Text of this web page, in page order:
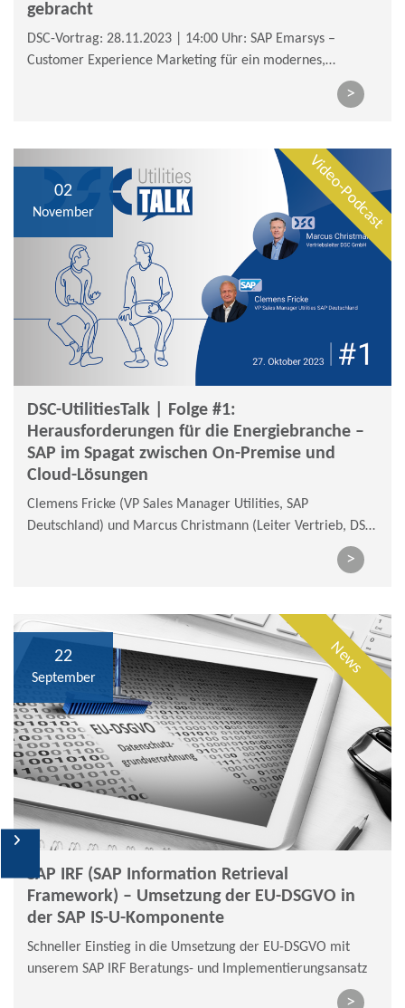
gebracht
DSC-Vortrag: 28.11.2023 | 14:00 Uhr: SAP Emarsys –
Customer Experience Marketing für ein modernes,
automatisiertes Marketing – 100 % customer-focused
>
Video-Podcast
02
November
DSC-UtilitiesTalk | Folge #1:
Herausforderungen für die Energiebranche –
SAP im Spagat zwischen On-Premise und
Cloud-Lösungen
Clemens Fricke (VP Sales Manager Utilities, SAP
Deutschland) und Marcus Christmann (Leiter Vertrieb, DSC
GmbH) sprechen u. a. über die Herausforderungen die sich
aus dem Spagat zwischen On-Premise und Cloud-Lösungen
>
News
22
September
SAP IRF (SAP Information Retrieval
Framework) – Umsetzung der EU-DSGVO in
der SAP IS-U-Komponente
Schneller Einstieg in die Umsetzung der EU-DSGVO mit
unserem SAP IRF Beratungs- und Implementierungsansatz
>
DSC-News
Newsletteranmeldung
Social Media